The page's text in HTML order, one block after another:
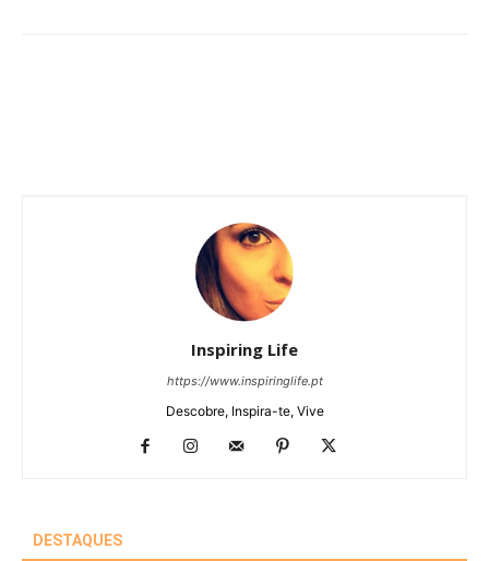
Inspiring Life
https://www.inspiringlife.pt
Descobre, Inspira-te, Vive
DESTAQUES